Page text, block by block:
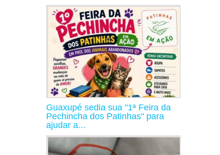
Guaxupé sedia sua "1ª Feira da
Pechincha dos Patinhas" para
ajudar a...